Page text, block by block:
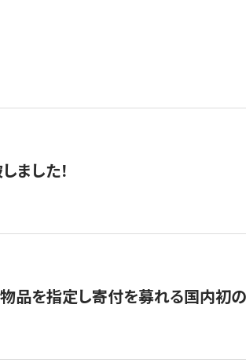
ました！
品を指定し寄付を募れる国内初の